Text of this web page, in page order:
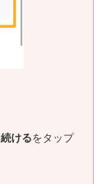
続けるをタップ